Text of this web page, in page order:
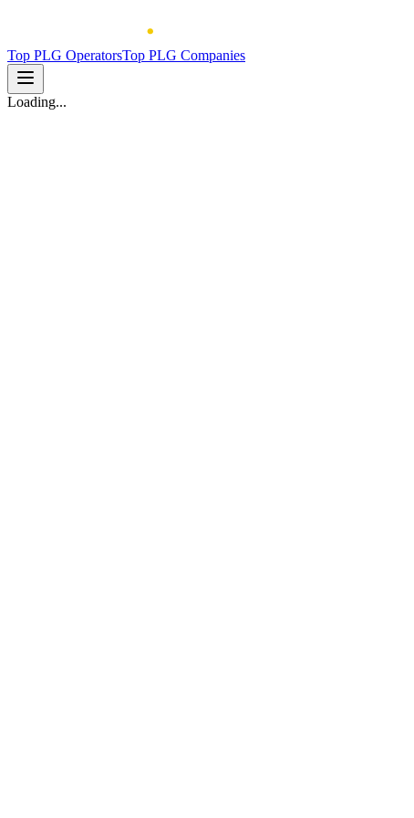
Top PLG OperatorsTop PLG Companies
Loading...